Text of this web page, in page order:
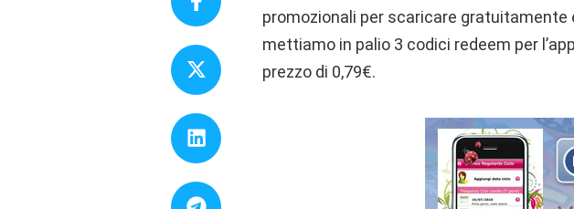
promozionali per scaricare gratuitamente
mettiamo in palio 3 codici redeem per
prezzo di 0,79€.